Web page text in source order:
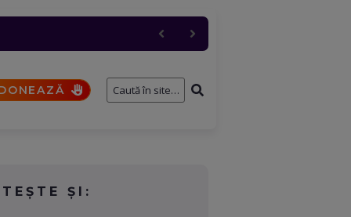
anulări masive
a fost restricționat
industriali, dacă e
ȘI: